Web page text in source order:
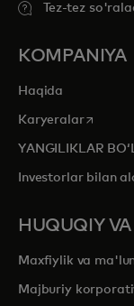
Tez-tez
KOMPANIYA
Haqida
Karyeralaropens
YANGILIKLAR
Investorlar bilan
HUQUQIY
Maxfiylik va
Majburiy